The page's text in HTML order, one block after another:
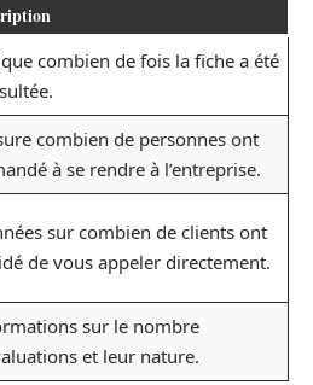
combien de fois la fiche a été
combien de personnes ont
à se rendre à l’entreprise.
sur combien de clients ont
de vous appeler directement.
sur le nombre
et leur nature.